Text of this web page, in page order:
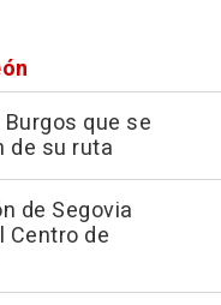
que se
de su ruta
de Segovia
Centro de